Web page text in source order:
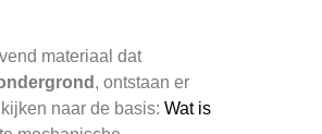
materiaal dat
, ontstaan er
naar de basis: Wat is